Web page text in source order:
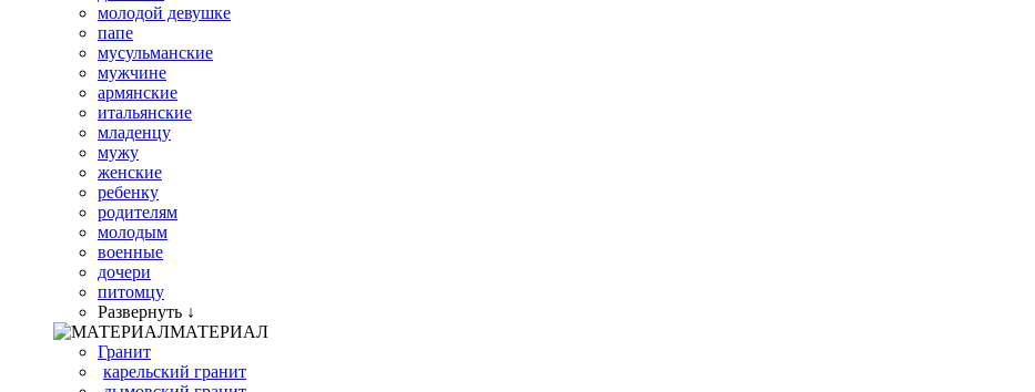
молодой девушке
папе
мусульманские
мужчине
армянские
итальянские
младенцу
мужу
женские
ребенку
родителям
молодым
военные
дочери
питомцу
Развернуть ↓
МАТЕРИАЛ
Гранит
карельский гранит